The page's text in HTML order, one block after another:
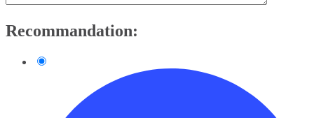
Recommandation: